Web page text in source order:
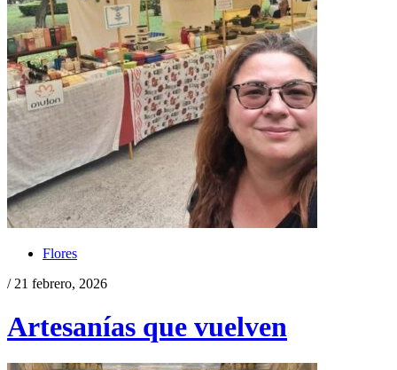
Flores
/ 21 febrero, 2026
Artesanías que vuelven